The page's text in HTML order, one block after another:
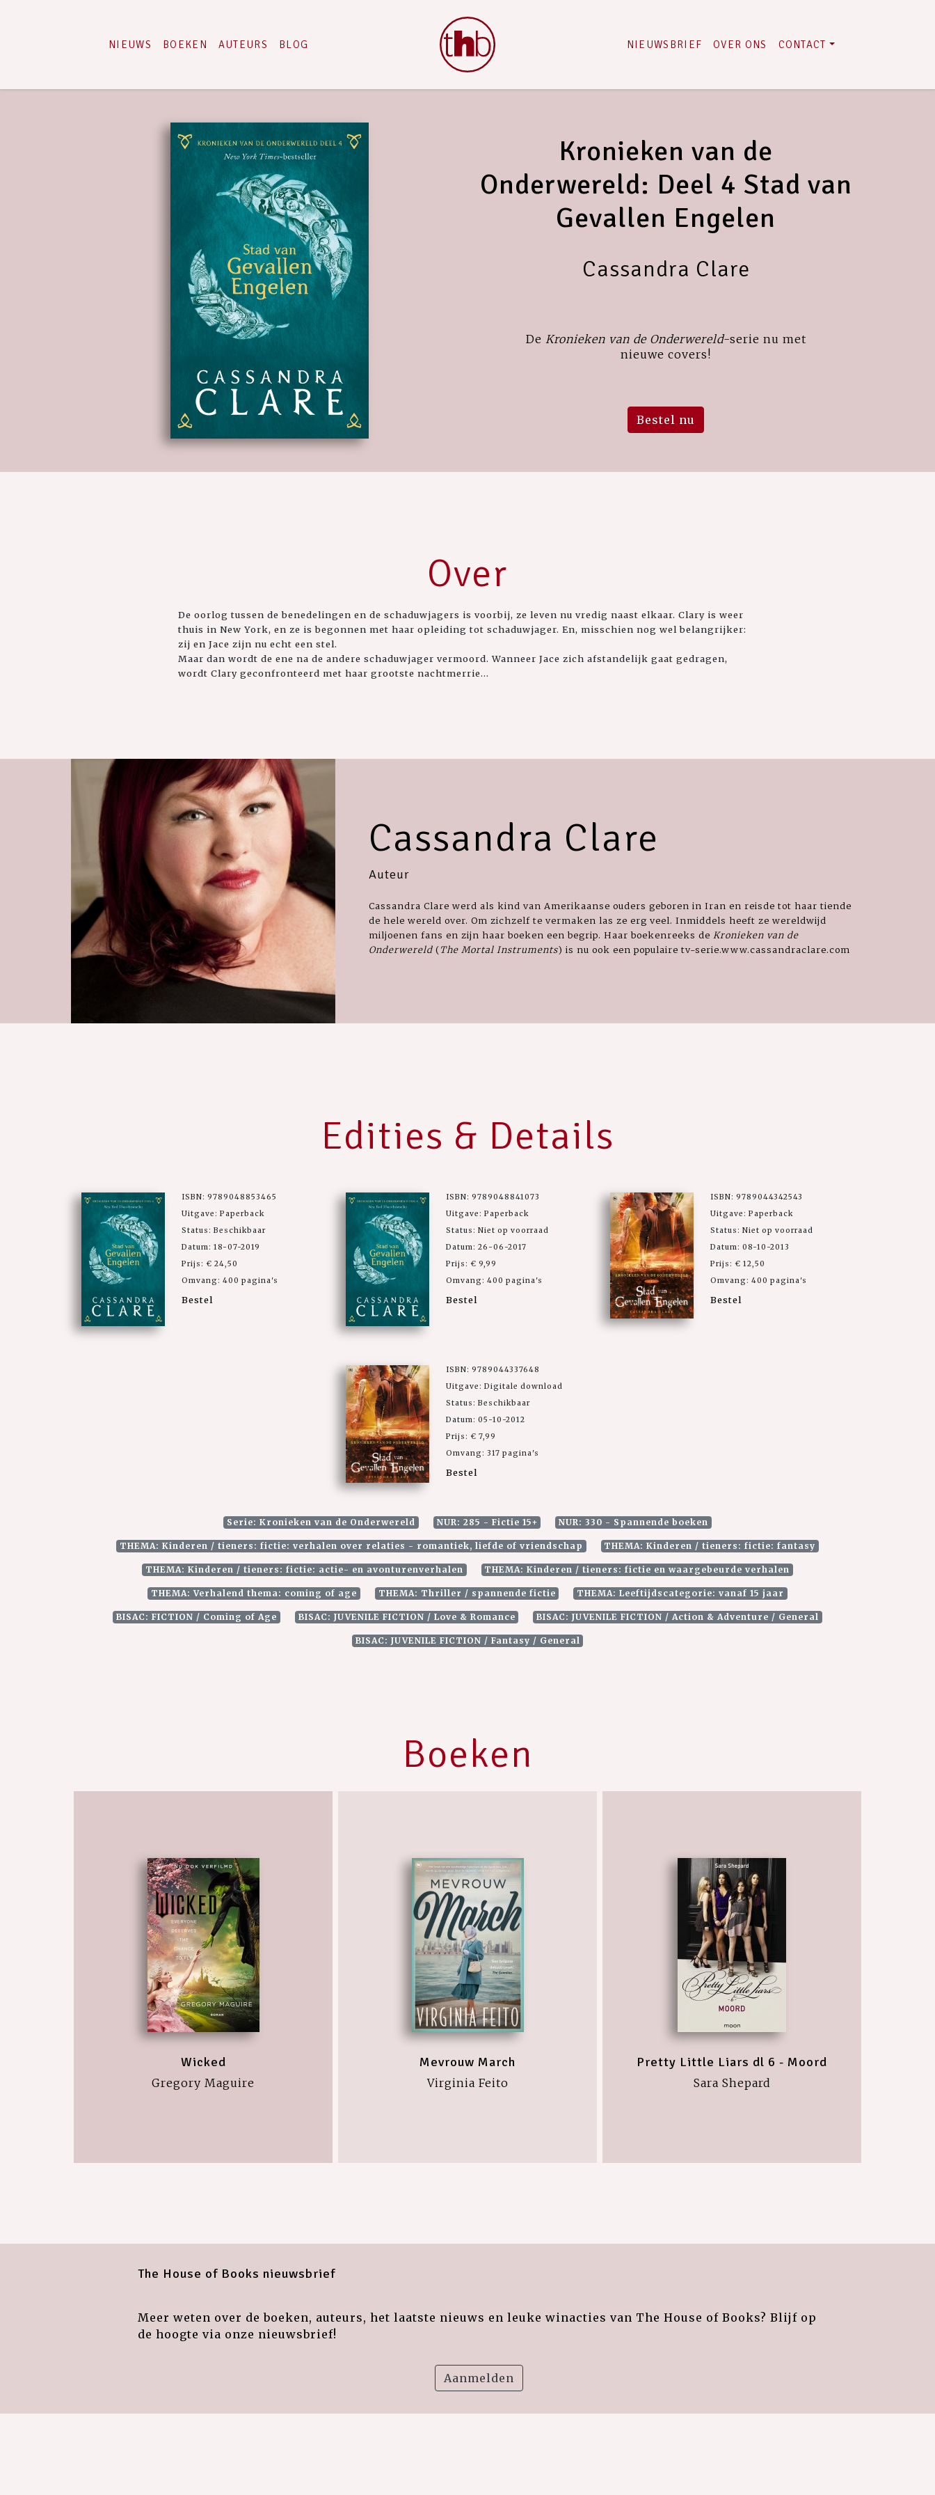
NIEUWS BOEKEN AUTEURS BLOG NIEUWSBRIEF OVER ONS CONTACT
Kronieken van de
Onderwereld: Deel 4 Stad van
Gevallen Engelen
Cassandra Clare
De Kronieken van de Onderwereld-serie nu met
nieuwe covers!
Bestel nu
Over
De oorlog tussen de benedelingen en de schaduwjagers is voorbij, ze leven nu vredig naast elkaar. Clary is weer
thuis in New York, en ze is begonnen met haar opleiding tot schaduwjager. En, misschien nog wel belangrijker:
zij en Jace zijn nu echt een stel.
Maar dan wordt de ene na de andere schaduwjager vermoord. Wanneer Jace zich afstandelijk gaat gedragen,
wordt Clary geconfronteerd met haar grootste nachtmerrie...
Cassandra Clare
Auteur
Cassandra Clare werd als kind van Amerikaanse ouders geboren in Iran en reisde tot haar tiende
de hele wereld over. Om zichzelf te vermaken las ze erg veel. Inmiddels heeft ze wereldwijd
miljoenen fans en zijn haar boeken een begrip. Haar boekenreeks de Kronieken van de
Onderwereld (The Mortal Instruments) is nu ook een populaire tv-serie.www.cassandraclare.com
Edities & Details
ISBN: 9789048853465
Uitgave: Paperback
Status: Beschikbaar
Datum: 18-07-2019
Prijs: € 24,50
Omvang: 400 pagina's
Bestel
ISBN: 9789048841073
Uitgave: Paperback
Status: Niet op voorraad
Datum: 26-06-2017
Prijs: € 9,99
Omvang: 400 pagina's
Bestel
ISBN: 9789044342543
Uitgave: Paperback
Status: Niet op voorraad
Datum: 08-10-2013
Prijs: € 12,50
Omvang: 400 pagina's
Bestel
ISBN: 9789044337648
Uitgave: Digitale download
Status: Beschikbaar
Datum: 05-10-2012
Prijs: € 7,99
Omvang: 317 pagina's
Bestel
Serie: Kronieken van de Onderwereld NUR: 285 - Fictie 15+ NUR: 330 - Spannende boeken
THEMA: Kinderen / tieners: fictie: verhalen over relaties - romantiek, liefde of vriendschap THEMA: Kinderen / tieners: fictie: fantasy
THEMA: Kinderen / tieners: fictie: actie- en avonturenverhalen THEMA: Kinderen / tieners: fictie en waargebeurde verhalen
THEMA: Verhalend thema: coming of age THEMA: Thriller / spannende fictie THEMA: Leeftijdscategorie: vanaf 15 jaar
BISAC: FICTION / Coming of Age BISAC: JUVENILE FICTION / Love & Romance BISAC: JUVENILE FICTION / Action & Adventure / General
BISAC: JUVENILE FICTION / Fantasy / General
Boeken
Wicked
Gregory Maguire
Mevrouw March
Virginia Feito
Pretty Little Liars dl 6 - Moord
Sara Shepard
The House of Books nieuwsbrief
Meer weten over de boeken, auteurs, het laatste nieuws en leuke winacties van The House of Books? Blijf op
de hoogte via onze nieuwsbrief!
Aanmelden